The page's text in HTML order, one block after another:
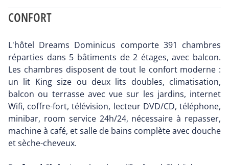
CONFORT
L'hôtel Dreams Dominicus comporte 391 chambres
réparties dans 5 bâtiments de 2 étages, avec balcon.
Les chambres disposent de tout le confort moderne :
un lit King size ou deux lits doubles, climatisation,
balcon ou terrasse avec vue sur les jardins, internet
Wifi, coffre-fort, télévision, lecteur DVD/CD, téléphone,
minibar, room service 24h/24, nécessaire à repasser,
machine à café, et salle de bains complète avec douche
et sèche-cheveux.